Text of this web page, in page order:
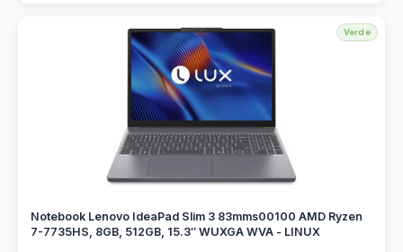
Verde
Notebook Lenovo IdeaPad Slim 3 83mms00100 AMD Ryzen
7-7735HS, 8GB, 512GB, 15.3″ WUXGA WVA - LINUX